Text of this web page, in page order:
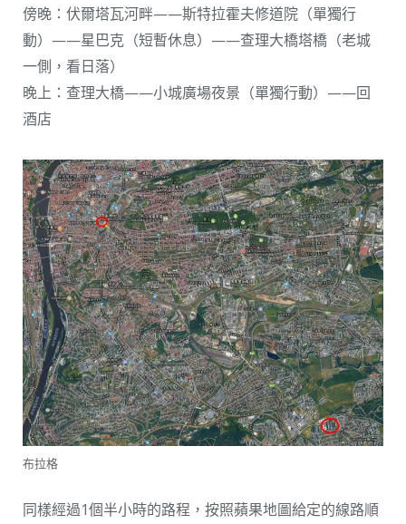
傍晚：伏爾塔瓦河畔——斯特拉霍夫修道院（單獨行
動）——星巴克（短暫休息）——查理大橋塔橋（老城
一側，看日落）
晚上：查理大橋——小城廣場夜景（單獨行動）——回
酒店
布拉格
同樣經過1個半小時的路程，按照蘋果地圖給定的線路順